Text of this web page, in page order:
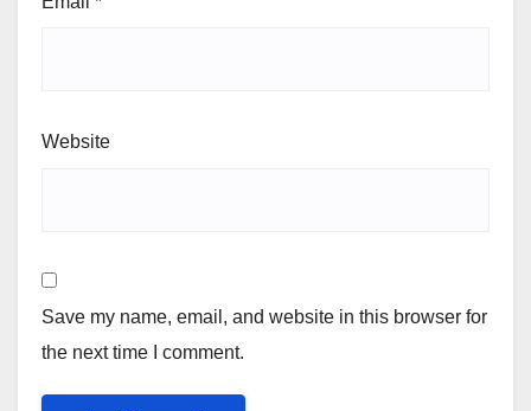
Website
Save my name, email, and website in this browser for
the next time I comment.